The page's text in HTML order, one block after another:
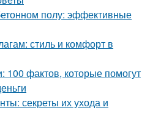
полу: эффективные
стиль и комфорт в
100 фактов, которые помогут
секреты их ухода и